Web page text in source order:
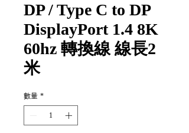
DP / Type C to DP
DisplayPort 1.4 8K
60hz 轉換線 線長2
米
數量 *